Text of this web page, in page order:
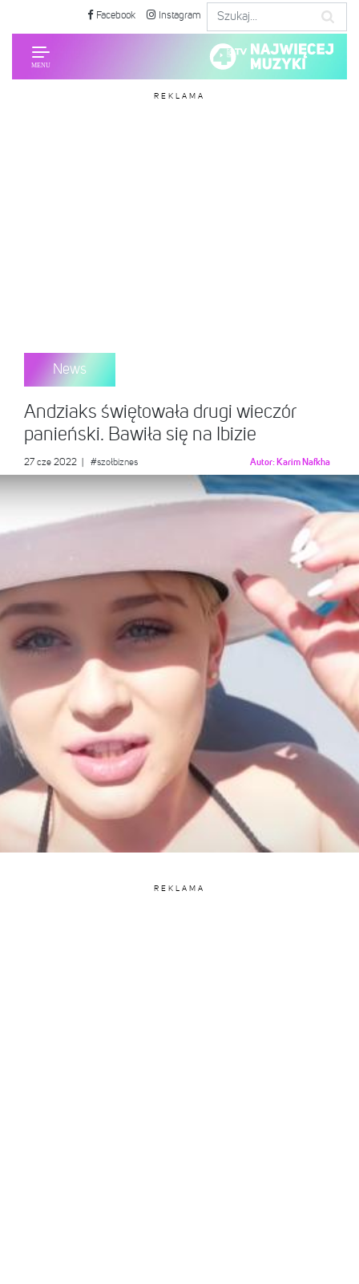
Facebook Instagram
REKLAMA
News
Andziaks świętowała drugi wieczór
panieński. Bawiła się na Ibizie
27 cze 2022 #szołbiznes Autor: Karim Nafkha
REKLAMA